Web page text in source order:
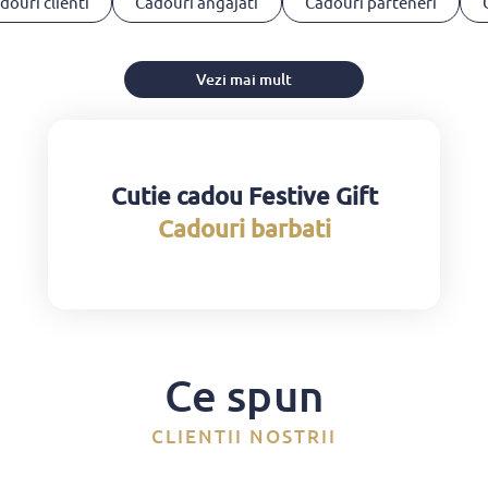
Vezi mai mult
Cutie cadou Festive Gift
Cadouri barbati
Ce spun
CLIENTII NOSTRII